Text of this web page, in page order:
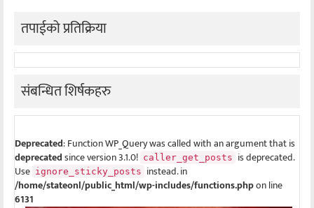
तपाईको प्रतिक्रिया
संबन्धित शिर्षकहरु
Deprecated: Function WP_Query was called with an argument that is
deprecatedsince version 3.1.0! caller_get_posts is deprecated.
Use ignore_sticky_posts instead. in
/home/stateonl/public_html/wp-includes/functions.phpon line
6131